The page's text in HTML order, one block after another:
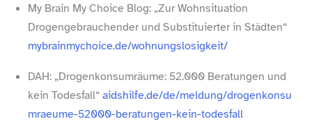
My Brain My Choice Blog: „Zur Wohnsituation
Drogengebrauchender und Substituierter in Städten“
mybrainmychoice​.de/​w​o​h​n​u​n​g​s​l​o​s​i​g​k​e​it/
DAH: „Drogenkonsumräume: 52.000 Beratungen und
kein Todesfall“aidshilfe​.de/​d​e​/​m​e​l​d​u​n​g​/​d​r​o​g​e​n​k​o​n​s​u​
m​r​a​e​u​m​e​-​5​2​0​0​0​-​b​e​r​a​t​u​n​g​e​n​-​k​e​i​n​-​t​o​d​e​s​f​all